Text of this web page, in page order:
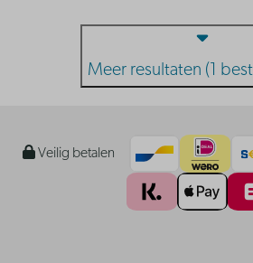
Meer resultaten (1
Veilig betalen